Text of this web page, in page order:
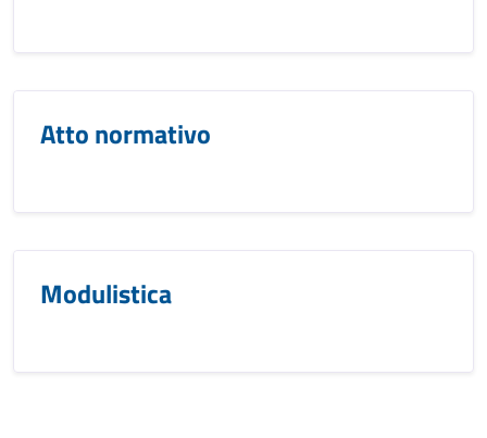
Atto normativo
Modulistica